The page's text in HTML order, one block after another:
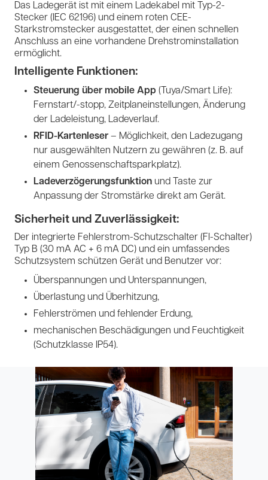
Das Ladegerät ist mit einem Ladekabel mit Typ-2-
Stecker (IEC 62196) und einem roten CEE-
Starkstromstecker ausgestattet, der einen schnellen
Anschluss an eine vorhandene Drehstrominstallation
ermöglicht.
Intelligente Funktionen:
Steuerung über mobile App (Tuya/Smart Life):
Fernstart/-stopp, Zeitplaneinstellungen, Änderung
der Ladeleistung, Ladeverlauf.
RFID-Kartenleser – Möglichkeit, den Ladezugang
nur ausgewählten Nutzern zu gewähren (z. B. auf
einem Genossenschaftsparkplatz).
Ladeverzögerungsfunktion und Taste zur
Anpassung der Stromstärke direkt am Gerät.
Sicherheit und Zuverlässigkeit:
Der integrierte Fehlerstrom-Schutzschalter (FI-Schalter)
Typ B (30 mA AC + 6 mA DC) und ein umfassendes
Schutzsystem schützen Gerät und Benutzer vor:
Überspannungen und Unterspannungen,
Überlastung und Überhitzung,
Fehlerströmen und fehlender Erdung,
mechanischen Beschädigungen und Feuchtigkeit
(Schutzklasse IP54).